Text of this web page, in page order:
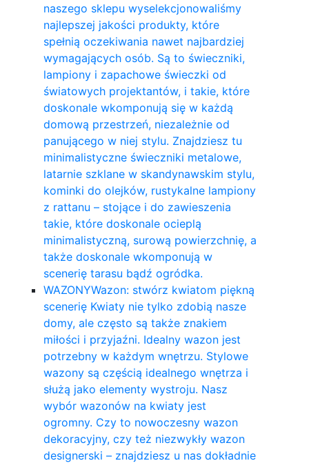
naszego sklepu wyselekcjonowaliśmy
najlepszej jakości produkty, które
spełnią oczekiwania nawet najbardziej
wymagających osób. Są to świeczniki,
lampiony i zapachowe świeczki od
światowych projektantów, i takie, które
doskonale wkomponują się w każdą
domową przestrzeń, niezależnie od
panującego w niej stylu. Znajdziesz tu
minimalistyczne świeczniki metalowe,
latarnie szklane w skandynawskim stylu,
kominki do olejków, rustykalne lampiony
z rattanu – stojące i do zawieszenia
takie, które doskonale ocieplą
minimalistyczną, surową powierzchnię, a
także doskonale wkomponują w
scenerię tarasu bądź ogródka.
WAZONYWazon: stwórz kwiatom piękną
scenerię Kwiaty nie tylko zdobią nasze
domy, ale często są także znakiem
miłości i przyjaźni. Idealny wazon jest
potrzebny w każdym wnętrzu. Stylowe
wazony są częścią idealnego wnętrza i
służą jako elementy wystroju. Nasz
wybór wazonów na kwiaty jest
ogromny. Czy to nowoczesny wazon
dekoracyjny, czy też niezwykły wazon
designerski – znajdziesz u nas dokładnie